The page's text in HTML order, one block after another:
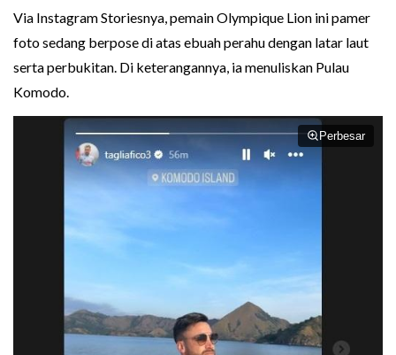
Via Instagram Storiesnya, pemain Olympique Lion ini pamer
foto sedang berpose di atas ebuah perahu dengan latar laut
serta perbukitan. Di keterangannya, ia menuliskan Pulau
Komodo.
Perbesar